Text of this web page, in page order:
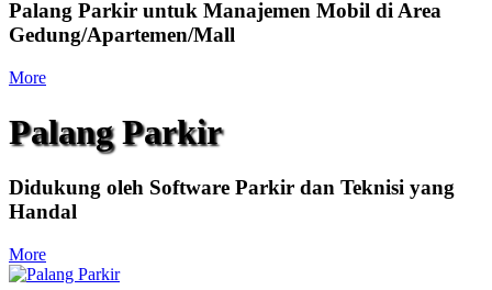
Palang Parkir untuk Manajemen Mobil di Area
Gedung/Apartemen/Mall
More
Palang Parkir
Didukung oleh Software Parkir dan Teknisi yang
Handal
More